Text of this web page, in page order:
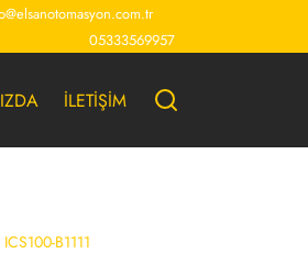
05333569957
İLETİŞİM
B1111